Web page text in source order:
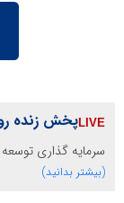
پخش زنده
سرمایه گذاری
(بیشتر بدانید)